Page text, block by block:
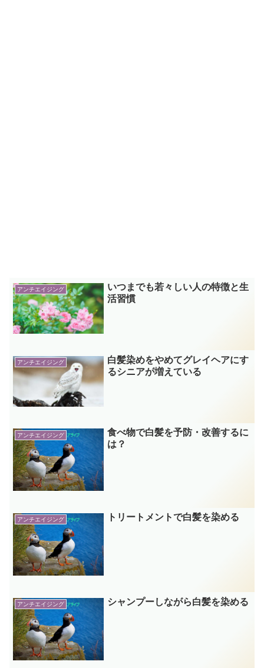
アンチエイジング
いつまでも若々しい人の特徴と生
活習慣
アンチエイジング
白髪染めをやめてグレイヘアにす
るシニアが増えている
アンチエイジング
食べ物で白髪を予防・改善するに
は？
アンチエイジング トリートメントで白髪を染める
アンチエイジング シャンプーしながら白髪を染める